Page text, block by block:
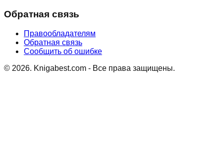
Обратная связь
Правообладателям
Обратная связь
Сообщить об ошибке
© 2026. Knigabest.com - Все права защищены.